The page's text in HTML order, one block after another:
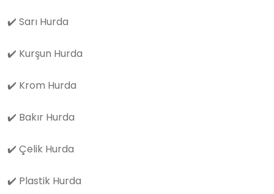
✔️ Sarı Hurda
✔️ Kurşun Hurda
✔️ Krom Hurda
✔️ Bakır Hurda
✔️ Çelik Hurda
✔️ Plastik Hurda